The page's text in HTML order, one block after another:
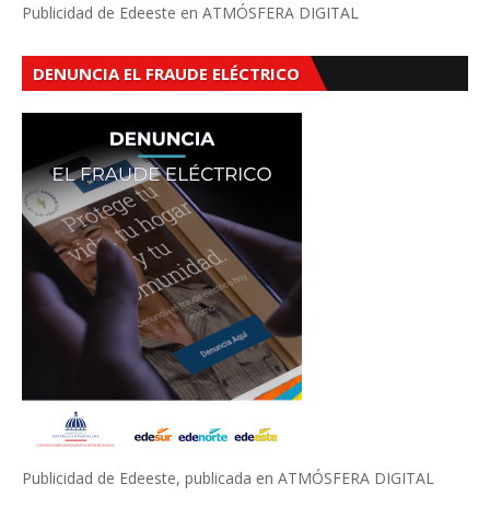
Publicidad de Edeeste en ATMÓSFERA DIGITAL
DENUNCIA EL FRAUDE ELÉCTRICO
Publicidad de Edeeste, publicada en ATMÓSFERA DIGITAL